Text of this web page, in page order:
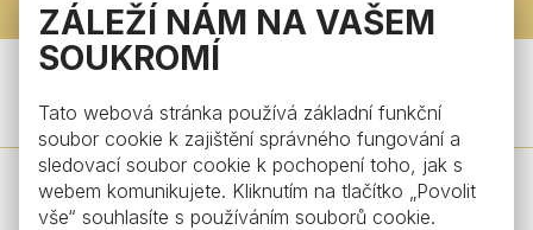
ZÁLEŽÍ NÁM NA VAŠEM
SOUKROMÍ
Tato webová stránka používá základní funkční
soubor cookie k zajištění správného fungování a
sledovací soubor cookie k pochopení toho, jak s
webem komunikujete. Kliknutím na tlačítko „Povolit
vše“ souhlasíte s používáním souborů cookie.